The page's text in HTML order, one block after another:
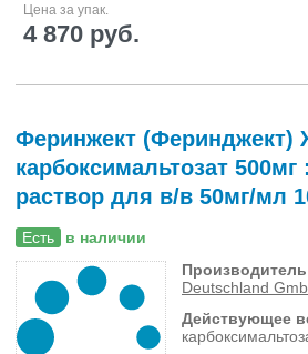
Цена за упак.
4 870 руб.
Феринжект (Феринджект)
карбоксимальтозат
раствор для в/в 50мг/
Есть в наличии
Производитель
Deutschland
Действующее